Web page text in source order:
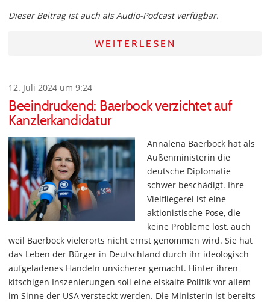
Dieser Beitrag ist auch als Audio-Podcast verfügbar.
WEITERLESEN
12. Juli 2024 um 9:24
Beeindruckend: Baerbock verzichtet auf
Kanzlerkandidatur
Annalena Baerbock hat als
Außenministerin die
deutsche Diplomatie
schwer beschädigt. Ihre
Vielfliegerei ist eine
aktionistische Pose, die
keine Probleme löst, auch
weil Baerbock vielerorts nicht ernst genommen wird. Sie hat
das Leben der Bürger in Deutschland durch ihr ideologisch
aufgeladenes Handeln unsicherer gemacht. Hinter ihren
kitschigen Inszenierungen soll eine eiskalte Politik vor allem
im Sinne der USA versteckt werden. Die Ministerin ist bereits